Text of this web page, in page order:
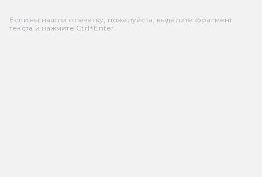
Если вы нашли опечатку, пожалуйста, выделите фрагмент
текста и нажмите Ctrl+Enter.